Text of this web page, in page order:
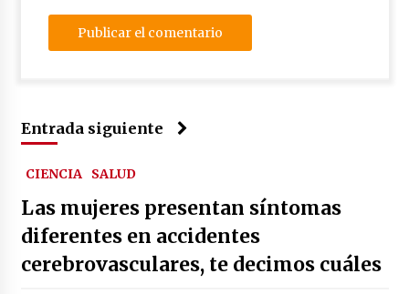
Entrada siguiente
CIENCIA SALUD
Las mujeres presentan síntomas
diferentes en accidentes
cerebrovasculares, te decimos cuáles